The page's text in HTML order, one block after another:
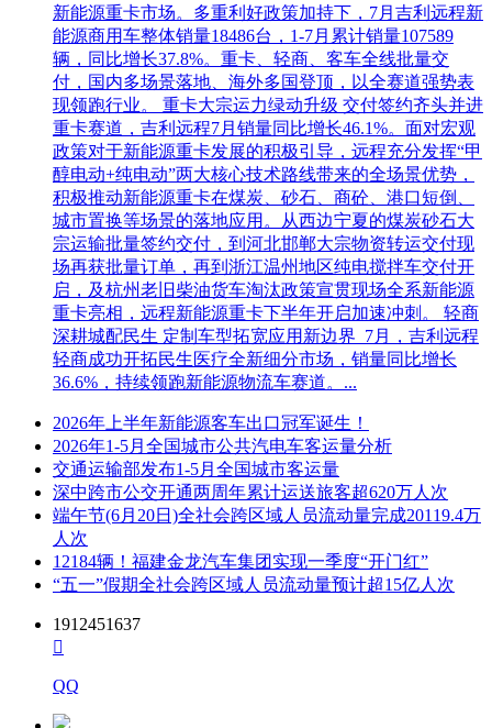
新能源重卡市场。多重利好政策加持下，7月吉利远程新
能源商用车整体销量18486台，1-7月累计销量107589
辆，同比增长37.8%。重卡、轻商、客车全线批量交
付，国内多场景落地、海外多国登顶，以全赛道强势表
现领跑行业。 重卡大宗运力绿动升级 交付签约齐头并进
重卡赛道，吉利远程7月销量同比增长46.1%。面对宏观
政策对于新能源重卡发展的积极引导，远程充分发挥“甲
醇电动+纯电动”两大核心技术路线带来的全场景优势，
积极推动新能源重卡在煤炭、砂石、商砼、港口短倒、
城市置换等场景的落地应用。从西边宁夏的煤炭砂石大
宗运输批量签约交付，到河北邯郸大宗物资转运交付现
场再获批量订单，再到浙江温州地区纯电搅拌车交付开
启，及杭州老旧柴油货车淘汰政策宣贯现场全系新能源
重卡亮相，远程新能源重卡下半年开启加速冲刺。 轻商
深耕城配民生 定制车型拓宽应用新边界 7月，吉利远程
轻商成功开拓民生医疗全新细分市场，销量同比增长
36.6%，持续领跑新能源物流车赛道。...
2026年上半年新能源客车出口冠军诞生！
2026年1-5月全国城市公共汽电车客运量分析
交通运输部发布1-5月全国城市客运量
深中跨市公交开通两周年累计运送旅客超620万人次
端午节(6月20日)全社会跨区域人员流动量完成20119.4万
人次
12184辆！福建金龙汽车集团实现一季度“开门红”
“五一”假期全社会跨区域人员流动量预计超15亿人次
1912451637

QQ